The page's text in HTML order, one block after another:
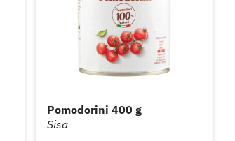
Pomodorini 400 g
Sisa